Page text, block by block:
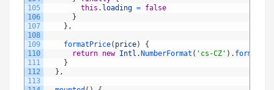
105
106
107
108
109
110
111
112
113
this . loading = false
}
} ,
formatPrice( price)
{
return new Intl . NumberFormat ( 'cs-CZ' ) . format
}
} ,